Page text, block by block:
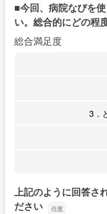
■今回、病院なびを
い。総合的にどの程
総合満足度
3．
上記のように回答さ
ださい